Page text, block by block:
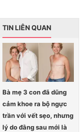
TIN LIÊN QUAN
Bà mẹ 3 con đã dũng
cảm khoe ra bộ ngực
trần với vết sẹo, nhưng
lý do đằng sau mới là